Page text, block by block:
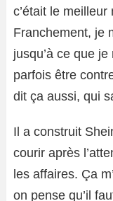
c’était le
Franchement, je
jusqu’à ce que
parfois être
dit ça aussi, qui
Il a construit
courir après
les affaires. Ça
on pense qu’il